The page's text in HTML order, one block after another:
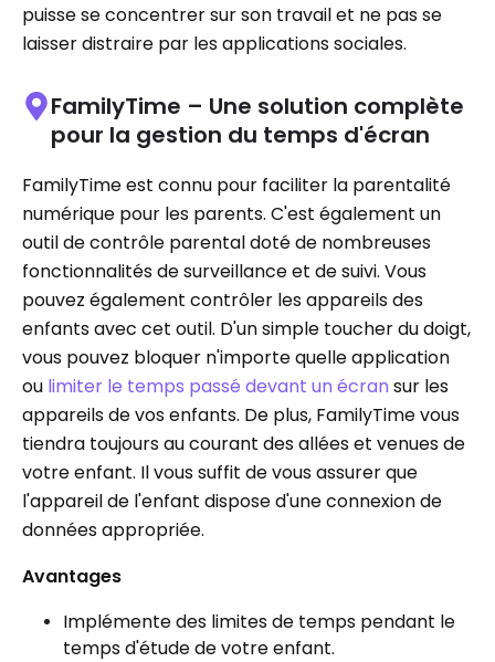
puisse se concentrer sur son travail et ne pas se
laisser distraire par les applications sociales.
FamilyTime – Une solution complète
pour la gestion du temps d'écran
FamilyTime est connu pour faciliter la parentalité
numérique pour les parents. C'est également un
outil de contrôle parental doté de nombreuses
fonctionnalités de surveillance et de suivi. Vous
pouvez également contrôler les appareils des
enfants avec cet outil. D'un simple toucher du doigt,
vous pouvez bloquer n'importe quelle application
ou limiter le temps passé devant un écran sur les
appareils de vos enfants. De plus, FamilyTime vous
tiendra toujours au courant des allées et venues de
votre enfant. Il vous suffit de vous assurer que
l'appareil de l'enfant dispose d'une connexion de
données appropriée.
Avantages
Implémente des limites de temps pendant le
temps d'étude de votre enfant.